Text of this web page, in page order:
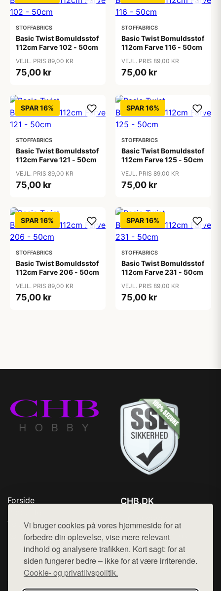
Vi bruger cookies på vores hjemmeside for at
forbedre din oplevelse, vise mere relevant
indhold og analysere trafikken. Kort sagt: for at
siden fungerer bedre – ikke for at være irriterende.
Cookie- og privatlivspolitik.
STOFFABRICS
Basic Twist Bomuldsstof
112cm Farve 102 - 50cm
VEJL. PRIS 89,00 KR
75,00 kr
STOFFABRICS
Basic Twist Bomuldsstof
112cm Farve 116 - 50cm
VEJL. PRIS 89,00 KR
75,00 kr
SPAR 16%
STOFFABRICS
Basic Twist Bomuldsstof
112cm Farve 121 - 50cm
VEJL. PRIS 89,00 KR
75,00 kr
SPAR 16%
STOFFABRICS
Basic Twist Bomuldsstof
112cm Farve 125 - 50cm
VEJL. PRIS 89,00 KR
75,00 kr
SPAR 16%
STOFFABRICS
Basic Twist Bomuldsstof
112cm Farve 206 - 50cm
VEJL. PRIS 89,00 KR
75,00 kr
SPAR 16%
STOFFABRICS
Basic Twist Bomuldsstof
112cm Farve 231 - 50cm
VEJL. PRIS 89,00 KR
75,00 kr
Forside
Top Rabatter
Kontakt
CHB.DK
Mail: hej@want.dk
Cookie- og privatlivspolitik